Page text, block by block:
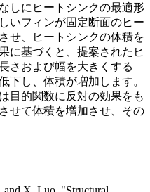
しにヒートシンクの最適形
いフィンが固定断面のヒー
せ、ヒートシンクの体積を
に基づくと、提案されたヒ
さおよび幅を大きくする
下し、体積が増加します。
目的関数に反対の効果をも
せて体積を増加させ、その